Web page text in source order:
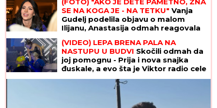
SE NA KOGA JE - NA TETKU" Vanja
Gudelj podelila objavu o malom
Ilijanu, Anastasija odmah reagovala
(VIDEO) LEPA BRENA PALA NA
NASTUPU U BUDVI Skočili odmah da
joj pomognu - Prija i nova snajka
đuskale, a evo šta je Viktor radio cele
noći